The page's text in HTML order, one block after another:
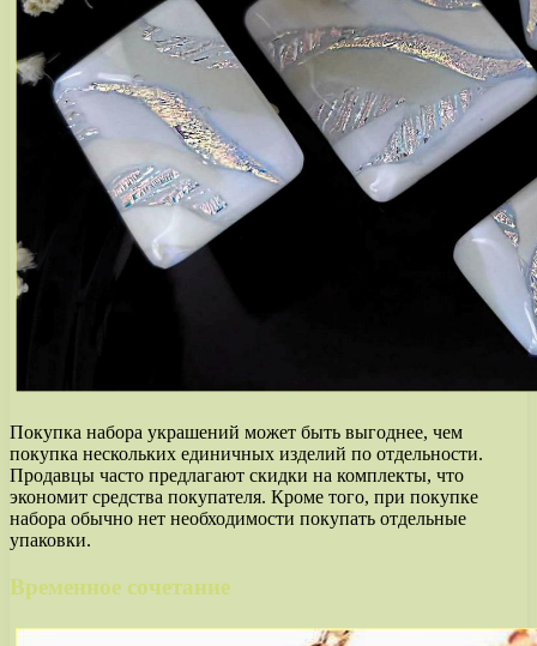
Покупка набора украшений может быть выгоднее, чем
покупка нескольких единичных изделий по отдельности.
Продавцы часто предлагают скидки на комплекты, что
экономит средства покупателя. Кроме того, при покупке
набора обычно нет необходимости покупать отдельные
упаковки.
Временное сочетание